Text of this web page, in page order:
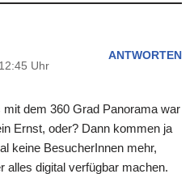
Uhr
ANTWORTEN
mit dem 360 Grad Panorama war
Ernst, oder? Dann kommen ja
keine BesucherInnen mehr,
alles digital verfügbar machen.